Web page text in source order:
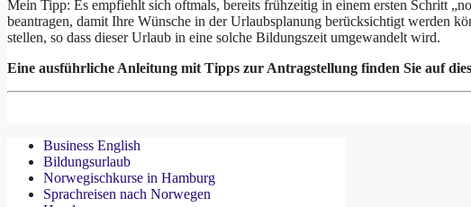
Mein Tipp: Es empfiehlt sich oftmals, bereits frühzeitig in einem ersten Schritt
beantragen, damit Ihre Wünsche in der Urlaubsplanung berücksichtigt werden
stellen, so dass dieser Urlaub in eine solche Bildungszeit umgewandelt wird.
Eine ausführliche Anleitung mit Tipps zur Antragstellung finden Sie auf
Business English
Bildungsurlaub
Norwegischkurse in Hamburg
Sprachreisen nach Norwegen